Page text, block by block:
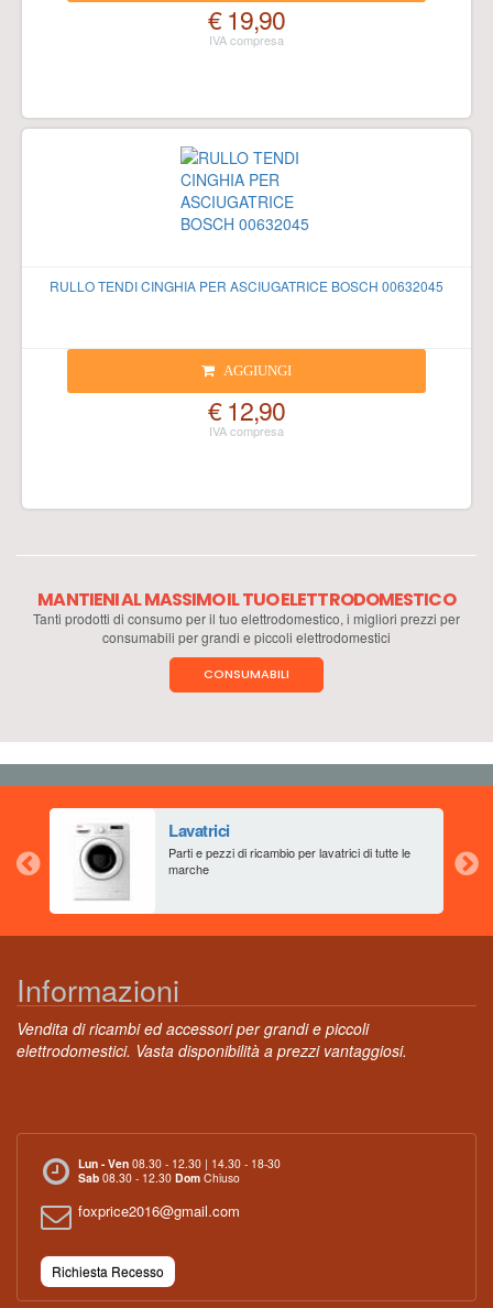
€ 19,90
RULLO TENDI CINGHIA PER ASCIUGATRICE BOSCH 00632045
AGGIUNGI
€ 12,90
MANTIENI AL MASSIMO IL TUO ELETTRODOMESTICO
Tanti prodotti di consumo per il tuo elettrodomestico, i migliori prezzi per
consumabili per grandi e piccoli elettrodomestici
CONSUMABILI
Lavatrici
Parti e pezzi di ricambio per lavatrici di tutte le
marche
Informazioni
Vendita di ricambi ed accessori per grandi e piccoli
elettrodomestici. Vasta disponibilità a prezzi vantaggiosi.
Lun - Ven 08.30 - 12.30 | 14.30 - 18-30
Sab 08.30 - 12.30 Dom Chiuso
foxprice2016@gmail.com
Richiesta Recesso